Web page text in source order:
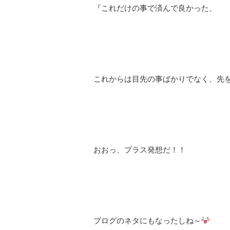
『これだけの事で済んで良かった、
これからは目先の事ばかりでなく、先
おおっ、プラス発想だ！！
ブログのネタにもなったしね～